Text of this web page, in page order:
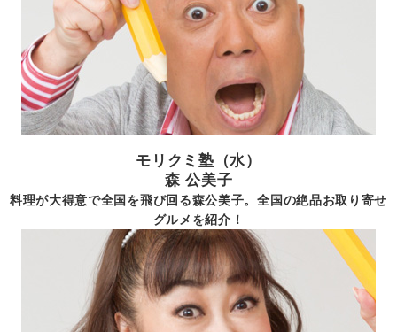
モリクミ塾（水）
森 公美子
料理が大得意で全国を飛び回る森公美子。全国の絶品お取り寄せ
グルメを紹介！